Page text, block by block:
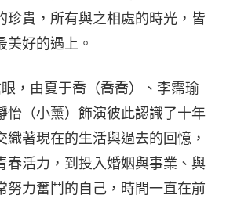
珍貴，所有與之相處的時光，皆
美好的遇上。
，由夏于喬（喬喬）、李霈瑜
怡（小薰）飾演彼此認識了十年
織著現在的生活與過去的回憶，
春活力，到投入婚姻與事業、與
努力奮鬥的自己，時間一直在前